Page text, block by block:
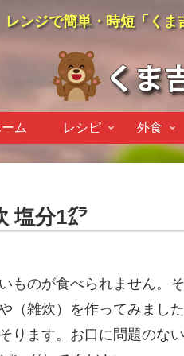
レンジで簡単・時短「く
ム レシピ 外食
塩分1㌘
ものが食べられません。
（雑炊）を作ってみまし
ります。お口に問題のな